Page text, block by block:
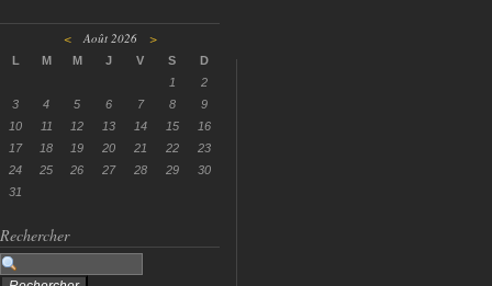
<Août 2026 >
L M M J V S
D
1
2
3
4 5 6 7 8
9
10
11 12 13 14 15
16
17
18 19 20 21 22
23
24
25 26 27 28 29
30
31
Rechercher